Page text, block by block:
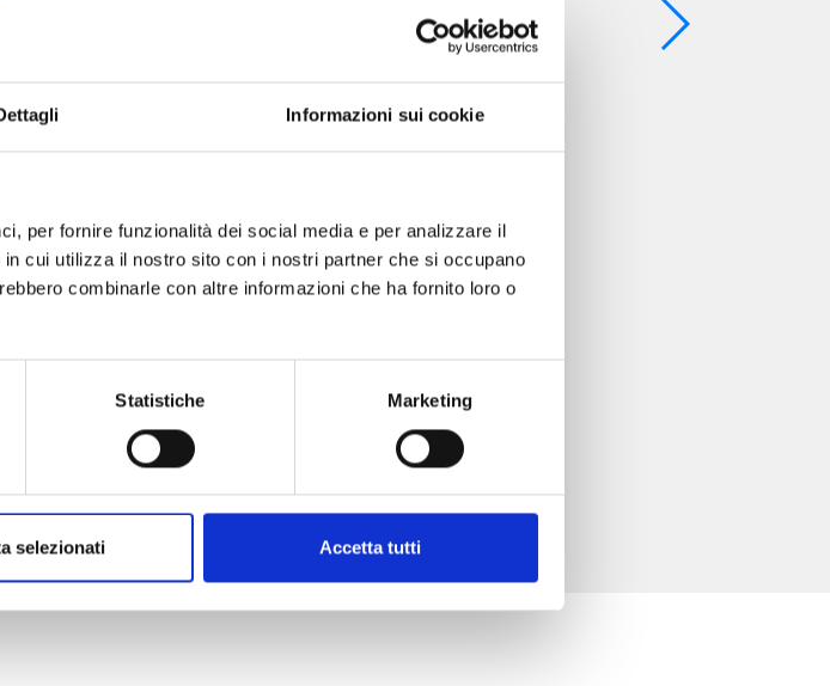
Informazioni sui cookie
per fornire funzionalità dei social media e per analizzare il
cui utilizza il nostro sito con i nostri partner che si occupano
combinarle con altre informazioni che ha fornito loro o
Statistiche Marketing
selezionati Accetta tutti
02/2023
tutto